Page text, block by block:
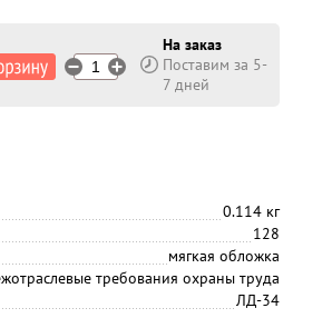
На заказ
Поставим за 5-
7 дней
0.114 кг
128
мягкая обложка
требования охраны труда
ЛД-34